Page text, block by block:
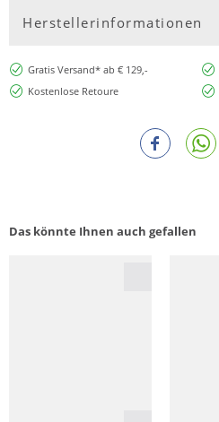
Herstellerinformationen
Gratis Versand* ab € 129,-
Kostenlose Retoure
Das könnte Ihnen auch gefallen